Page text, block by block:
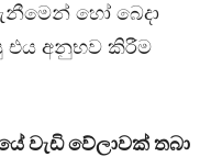
හෝ බෙදා
එය අනුභව කිරීම
වැඩි වේලාවක් තබා